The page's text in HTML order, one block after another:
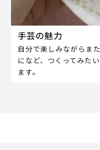
手芸の魅力
自分で楽しみながらま
になど、つくってみた
ます。